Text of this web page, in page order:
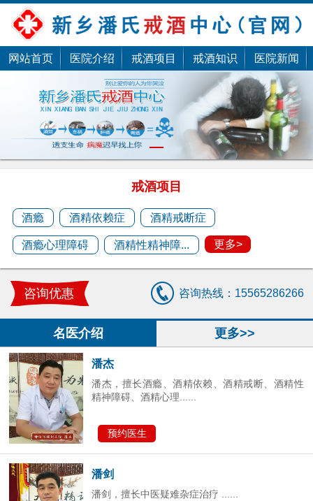
网站首页 医院介绍 戒酒项目 戒酒知识 医院新闻
戒酒项目
酒瘾 酒精依赖症 酒精戒断症
酒瘾心理障碍 酒精性精神障... 更多>
咨询优惠 咨询热线：15565286266
名医介绍 更多>>
潘杰
潘杰，擅长酒瘾、酒精依赖、酒精戒断、酒精性
精神障碍、酒精心理......
预约医生
潘剑
潘杰
潘杰，擅长酒瘾、酒精依赖、酒精戒断、酒精性
精神障碍、酒精心理......
预约医生
潘剑
潘剑，擅长中医疑难杂症治疗 ......